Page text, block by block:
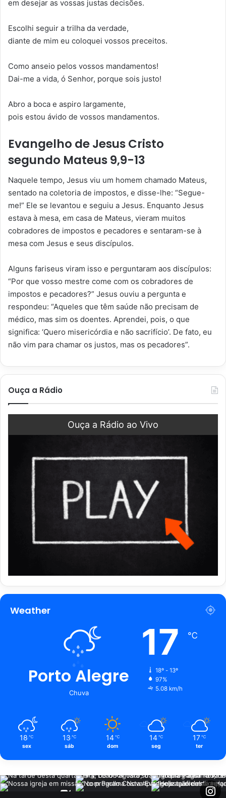
em desejar as vossas justas decisões.
Escolhi seguir a trilha da verdade,
diante de mim eu coloquei vossos preceitos.
Como anseio pelos vossos mandamentos!
Dai-me a vida, ó Senhor, porque sois justo!
Abro a boca e aspiro largamente,
pois estou ávido de vossos mandamentos.
Evangelho de Jesus Cristo
segundo Mateus 9,9-13
Naquele tempo, Jesus viu um homem chamado Mateus,
sentado na coletoria de impostos, e disse-lhe: “Segue-
me!” Ele se levantou e seguiu a Jesus. Enquanto Jesus
estava à mesa, em casa de Mateus, vieram muitos
cobradores de impostos e pecadores e sentaram-se à
mesa com Jesus e seus discípulos.
Alguns fariseus viram isso e perguntaram aos discípulos:
“Por que vosso mestre come com os cobradores de
impostos e pecadores?” Jesus ouviu a pergunta e
respondeu: “Aqueles que têm saúde não precisam de
médico, mas sim os doentes. Aprendei, pois, o que
significa: ‘Quero misericórdia e não sacrifício’. De fato, eu
não vim para chamar os justos, mas os pecadores”.
Ouça a Rádio
Ouça a Rádio ao Vivo
Weather
Porto Alegre
Chuva
17 ℃
18º - 13º
97%
5.08 km/h
18 ℃
sex
13 ℃
sáb
14 ℃
dom
14 ℃
seg
17 ℃
ter